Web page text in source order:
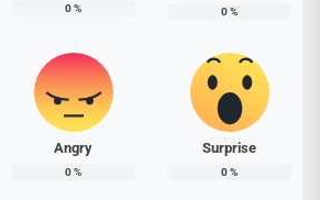
0% 0%
Angry
0%
Surprise
0%